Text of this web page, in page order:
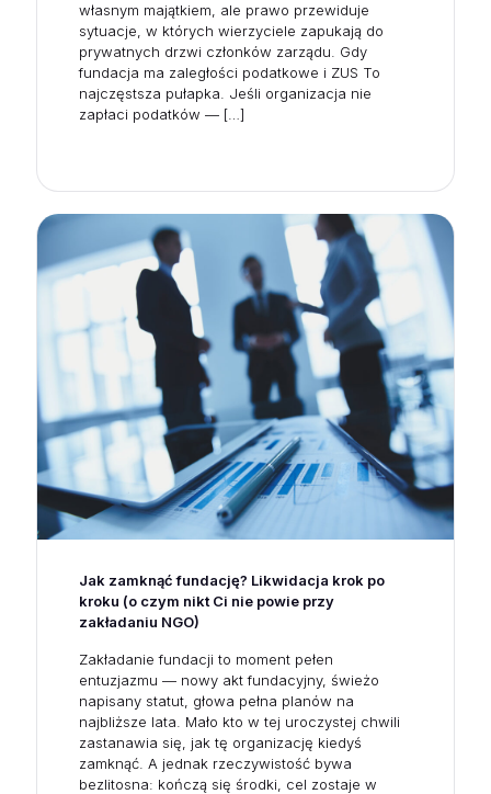
własnym majątkiem, ale prawo przewiduje
sytuacje, w których wierzyciele zapukają do
prywatnych drzwi członków zarządu. Gdy
fundacja ma zaległości podatkowe i ZUS To
najczęstsza pułapka. Jeśli organizacja nie
zapłaci podatków — […]
Jak zamknąć fundację? Likwidacja krok po
kroku (o czym nikt Ci nie powie przy
zakładaniu NGO)
Zakładanie fundacji to moment pełen
entuzjazmu — nowy akt fundacyjny, świeżo
napisany statut, głowa pełna planów na
najbliższe lata. Mało kto w tej uroczystej chwili
zastanawia się, jak tę organizację kiedyś
zamknąć. A jednak rzeczywistość bywa
bezlitosna: kończą się środki, cel zostaje w